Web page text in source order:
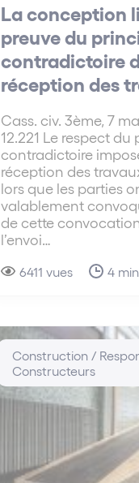
La conception
preuve du
contradictoire
réception des
Cass. civ. 3ème, 7
12.221 Le respect
contradictoire
réception des
lors que les parties
valablement
de cette
l’envoi…
6411 vues 4
Construction /
Constructeurs